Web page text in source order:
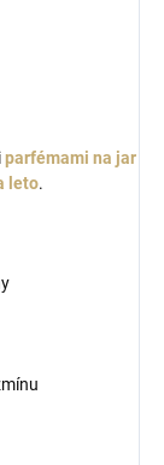
parfémami na jar
leto.